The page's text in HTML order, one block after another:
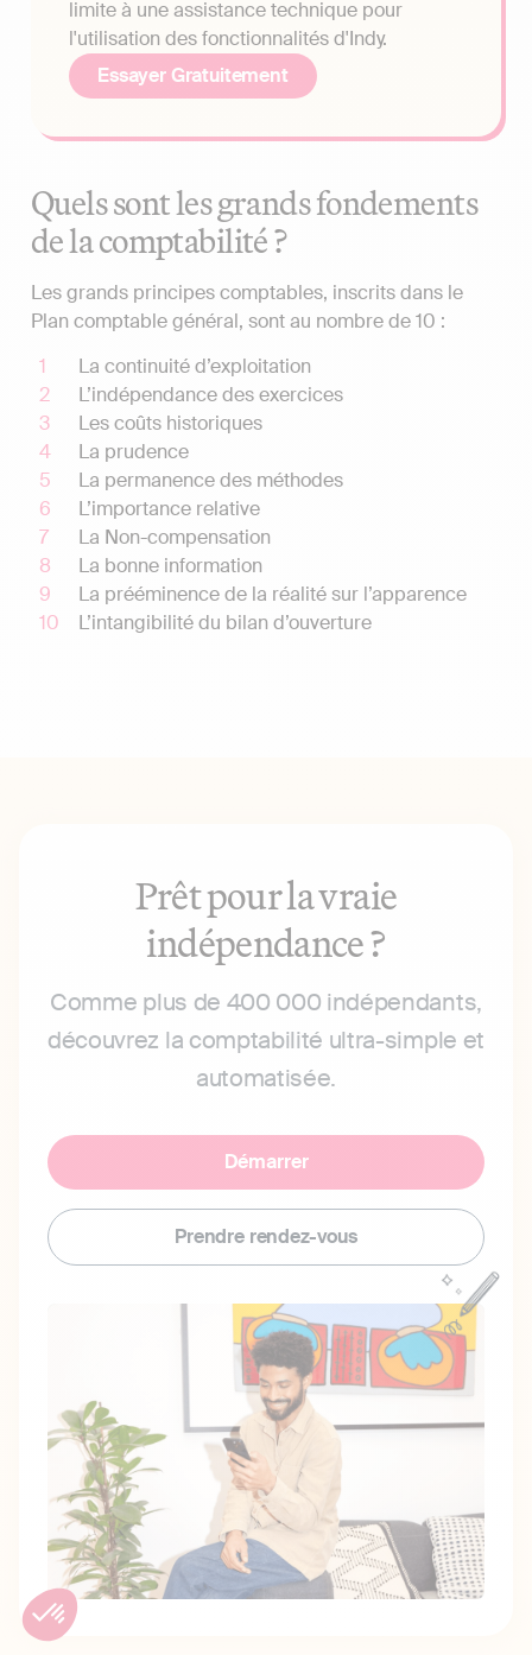
limite à une assistance technique pour
l'utilisation des fonctionnalités d'Indy.
Essayer Gratuitement
Quels sont les grands fondements
de la comptabilité ?
Les grands principes comptables, inscrits dans le
Plan comptable général, sont au nombre de 10 :
La continuité d’exploitation
L’indépendance des exercices
Les coûts historiques
La prudence
La permanence des méthodes
L’importance relative
La Non-compensation
La bonne information
La prééminence de la réalité sur l’apparence
L’intangibilité du bilan d’ouverture
Prêt pour la vraie
indépendance ?
Comme plus de 400 000 indépendants,
découvrez la comptabilité ultra-simple et
automatisée.
Démarrer
Prendre rendez-vous